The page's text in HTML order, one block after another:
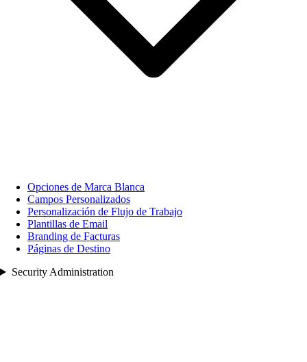
Opciones de Marca Blanca
Campos Personalizados
Personalización de Flujo de Trabajo
Plantillas de Email
Branding de Facturas
Páginas de Destino
Security Administration